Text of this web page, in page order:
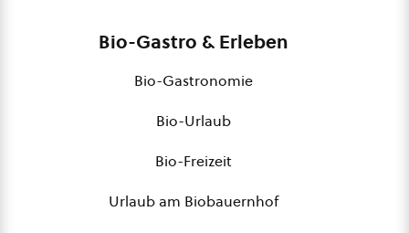
Bio-Gastro & Erleben
Bio-Gastronomie
Bio-Urlaub
Bio-Freizeit
Urlaub am Biobauernhof